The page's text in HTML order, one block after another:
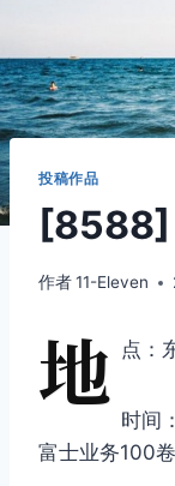
投稿作品
[8588]
作者11-Eleven
地 点：
时间
富士业务100卷